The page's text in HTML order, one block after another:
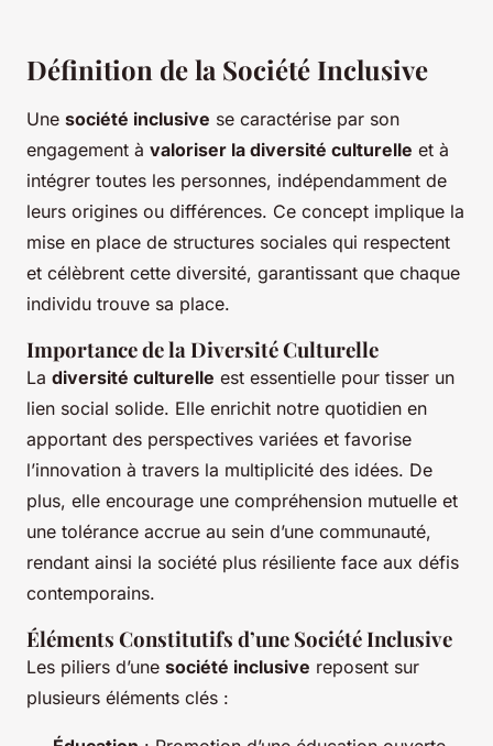
Définition de la Société Inclusive
Une société inclusive se caractérise par son
engagement à valoriser la diversité culturelle et à
intégrer toutes les personnes, indépendamment de
leurs origines ou différences. Ce concept implique la
mise en place de structures sociales qui respectent
et célèbrent cette diversité, garantissant que chaque
individu trouve sa place.
Importance de la Diversité Culturelle
La diversité culturelle est essentielle pour tisser un
lien social solide. Elle enrichit notre quotidien en
apportant des perspectives variées et favorise
l’innovation à travers la multiplicité des idées. De
plus, elle encourage une compréhension mutuelle et
une tolérance accrue au sein d’une communauté,
rendant ainsi la société plus résiliente face aux défis
contemporains.
Éléments Constitutifs d’une Société Inclusive
Les piliers d’une société inclusive reposent sur
plusieurs éléments clés :